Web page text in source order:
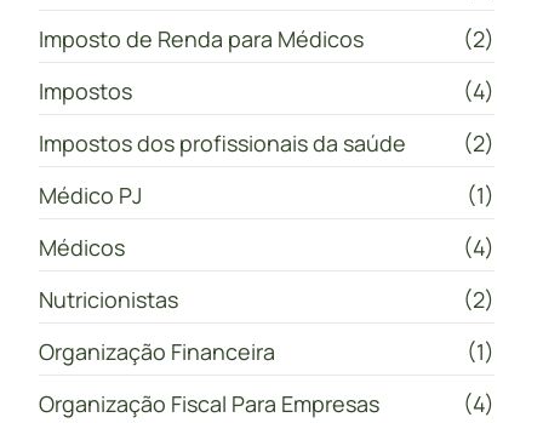
Imposto de Renda para Médicos
(2)
Impostos
(4)
Impostos dos profissionais da saúde
(2)
Médico PJ
(1)
Médicos
(4)
Nutricionistas
(2)
Organização Financeira
(1)
Organização Fiscal Para Empresas
(4)